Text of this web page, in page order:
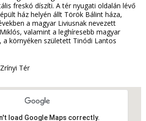
freskó díszíti. A tér nyugati oldalán lévő
ház helyén állt Török Bálint háza,
a magyar Liviusnak nevezett
valamint a leghíresebb magyar
környéken született Tinódi Lantos
Tér
load Google Maps correctly.